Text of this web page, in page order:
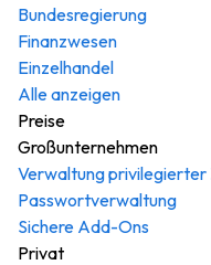
Bundesregierung
Finanzwesen
Einzelhandel
Alle anzeigen
Preise
Großunternehmen
Verwaltung
Passwortverwaltung
Sichere Add-Ons
Privat